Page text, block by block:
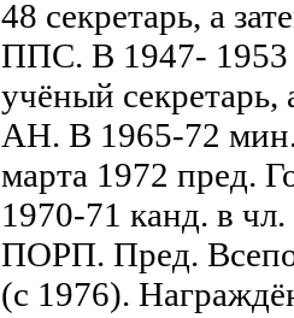
48 секретарь, а
ППС. В 1947- 1953
учёный
АН. В 1965-72
марта 1972 пред.
1970-71 канд. в
ПОРП. Пред.
(с 1976).